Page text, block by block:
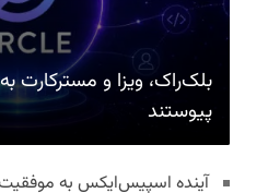
بلک‌راک، ویزا و مسترکارت
پیوستند
آینده اسپیس‌ایکس به